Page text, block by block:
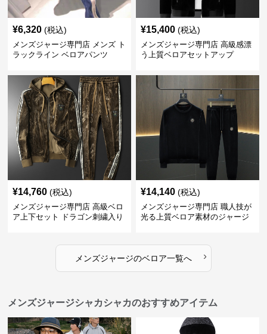
¥6,320 (税込)
メンズジャージ専門店 メンズ ト
ラックライン ベロアパンツ
¥15,400 (税込)
メンズジャージ専門店 高級感漂
う上質ベロアセットアップ
¥14,760 (税込)
メンズジャージ専門店 高級ベロ
ア上下セット ドラゴン刺繍入り
¥14,140 (税込)
メンズジャージ専門店 職人技が
光る上質ベロア素材のジャージ
メンズジャージのベロア一覧へ ›
メンズジャージシャカシャカのおすすめアイテム